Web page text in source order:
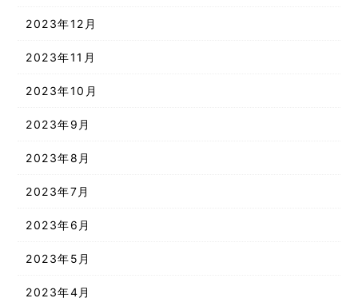
2023年12月
2023年11月
2023年10月
2023年9月
2023年8月
2023年7月
2023年6月
2023年5月
2023年4月